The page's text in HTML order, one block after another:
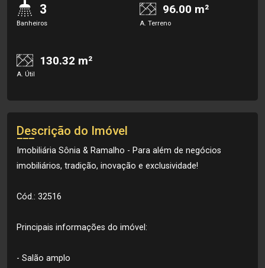
3
Banheiros
96.00 m²
A. Terreno
130.32 m²
A. Útil
Descrição do Imóvel
Imobiliária Sônia & Ramalho - Para além de negócios
imobiliários, tradição, inovação e exclusividade!
Cód.: 32516
Principais informações do imóvel:
- Salão amplo